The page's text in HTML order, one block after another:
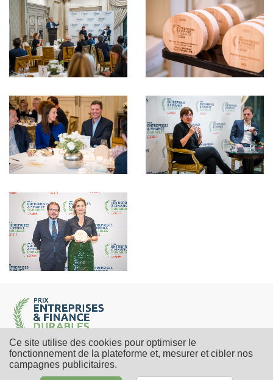
INFORMATIONS PRATIQUES
Pavillon Dauphine
Pl. du Maréchal de Lattre de Tassigny
Ce site utilise des cookies pour optimiser le
fonctionnement de la plateforme et, mesurer et cibler nos
campagnes publicitaires.